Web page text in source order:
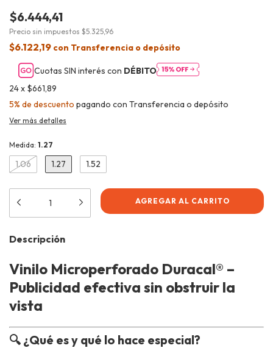
$6.444,41
Precio sin impuestos $5.325,96
$6.122,19 con Transferencia o depósito
Cuotas SIN interés con DÉBITO
24x $661,89
5% de descuento pagando con Transferencia o depósito
Ver más detalles
Medida: 1.27
1.06 1.27 1.52
Descripción
Vinilo Microperforado Duracal® –
Publicidad efectiva sin obstruir la
vista
🔍 ¿Qué es y qué lo hace especial?